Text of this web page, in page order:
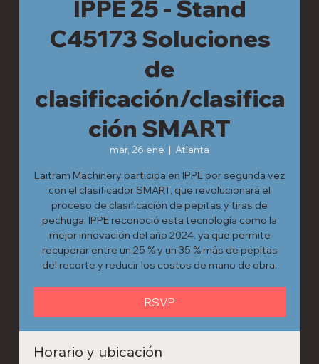
IPPE 25 - Stand
C45173 Soluciones
de
clasificación/clasifica
ción SMART
mar, 26 ene
  |
Atlanta
Laitram Machinery participa en IPPE por segunda vez
con el clasificador SMART, que revolucionará el
proceso de clasificación de pepitas y tiras de
pechuga. IPPE reconoció esta tecnología como la
mejor innovación del año 2024, ya que permite
recuperar entre un 25 % y un 35 % más de pepitas
del recorte y reducir los costos de mano de obra.
RSVP
Horario y ubicación